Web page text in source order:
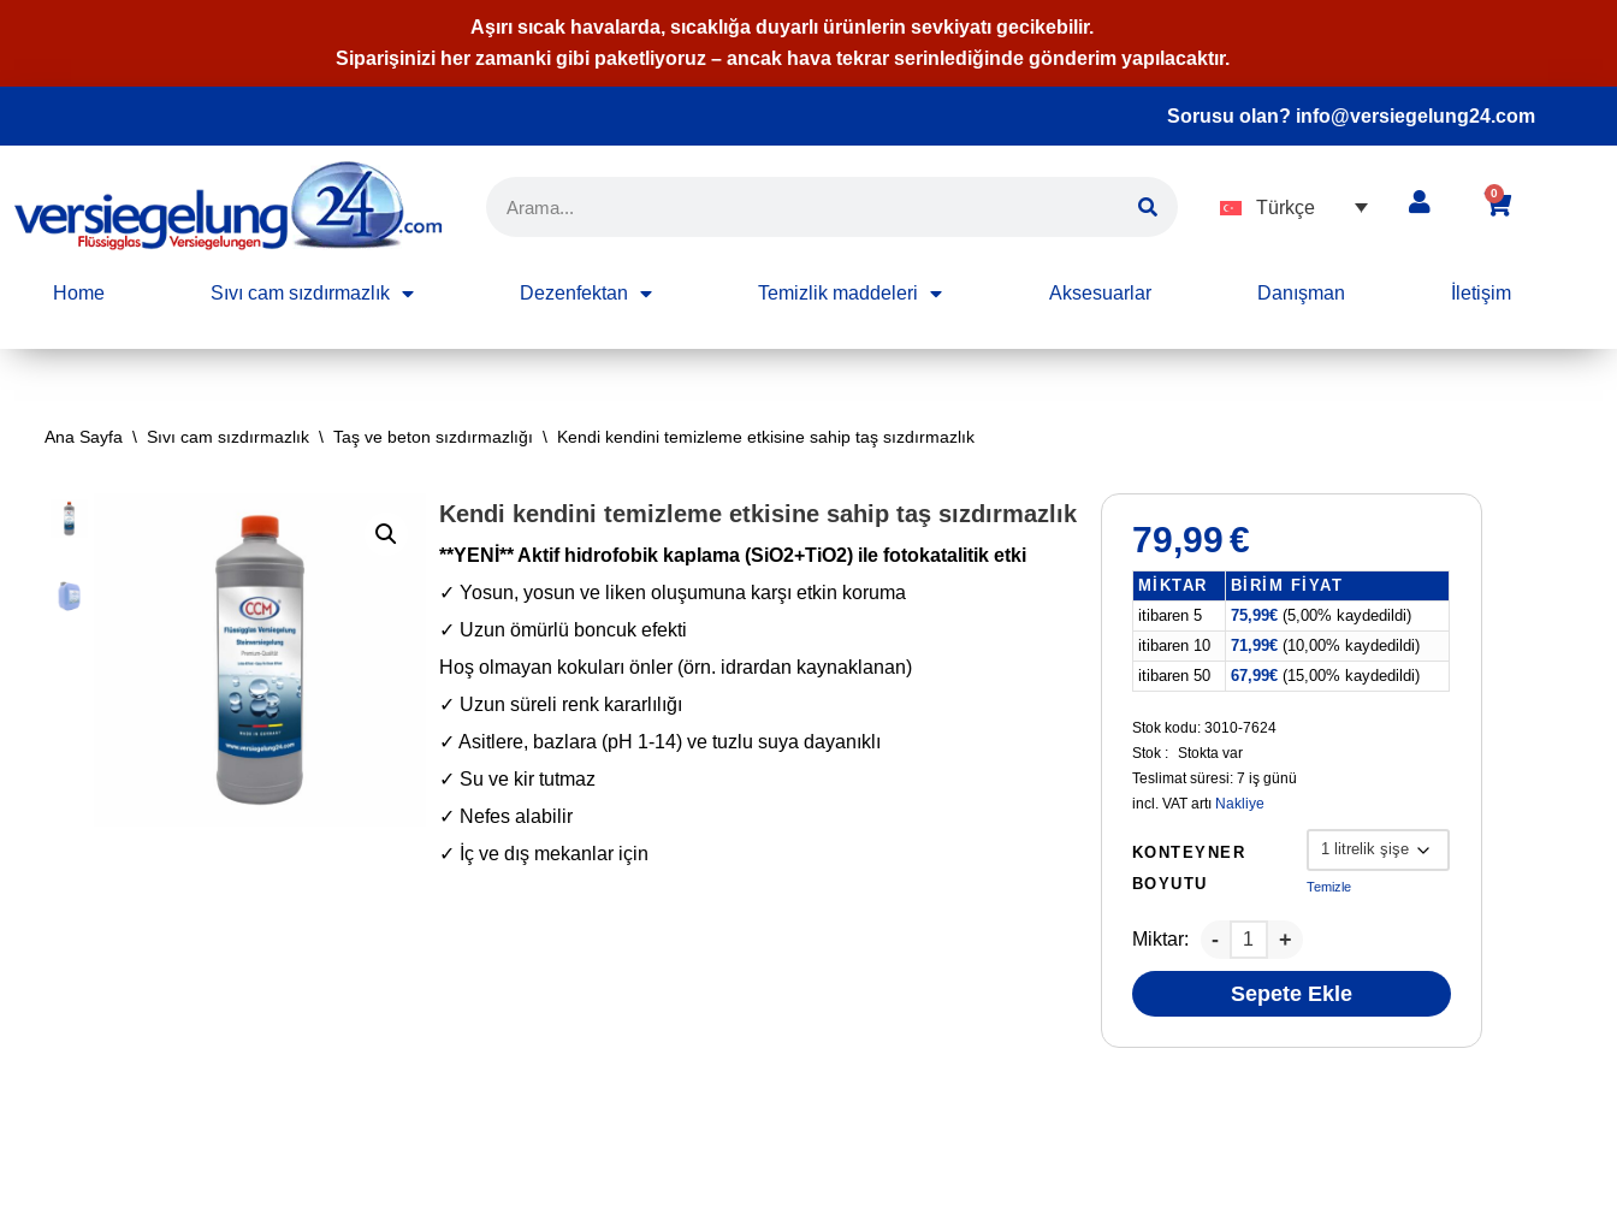
Aşırı sıcak havalarda, sıcaklığa duyarlı ürünlerin sevkiyatı gecikebilir.
Siparişinizi her zamanki gibi paketliyoruz – ancak hava tekrar serinlediğinde gönderim yapılacaktır.
Sorusu olan? info@versiegelung24.com
Türkçe
0
Home Sıvı cam sızdırmazlık Dezenfektan Temizlik maddeleri Aksesuarlar Danışman İletişim
Ana Sayfa \ Sıvı cam sızdırmazlık \ Taş ve beton sızdırmazlığı \ Kendi kendini temizleme etkisine sahip taş sızdırmazlık
Kendi kendini temizleme etkisine sahip taş sızdırmazlık
**YENİ**Aktif hidrofobik kaplama (SiO2+TiO2) ile fotokatalitik etki
✓ Yosun, yosun ve liken oluşumuna karşı etkin koruma
✓ Uzun ömürlü boncuk efekti
Hoş olmayan kokuları önler (örn. idrardan kaynaklanan)
✓ Uzun süreli renk kararlılığı
✓ Asitlere, bazlara (pH 1-14) ve tuzlu suya dayanıklı
✓ Su ve kir tutmaz
✓ Nefes alabilir
✓ İç ve dış mekanlar için
79,99€
MIKTAR
BIRIM FIYAT
itibaren 5
75,99€(5,00% kaydedildi)
itibaren 10
71,99€(10,00% kaydedildi)
itibaren 50
67,99€(15,00% kaydedildi)
Stok kodu: 3010-7624
Stok : Stokta var
Teslimat süresi: 7 iş günü
incl. VAT artı Nakliye
KONTEYNER
BOYUTU
Temizle
Miktar:
Sepete Ekle